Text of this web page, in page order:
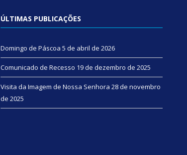
ÚLTIMAS PUBLICAÇÕES
Domingo de Páscoa 5 de abril de 2026
Comunicado de Recesso 19 de dezembro de 2025
Visita da Imagem de Nossa Senhora 28 de novembro
de 2025